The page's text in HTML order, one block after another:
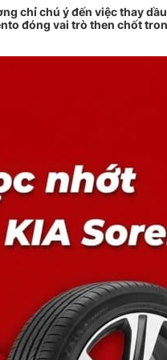
chỉ chú ý đến việc thay
đóng vai trò then chốt